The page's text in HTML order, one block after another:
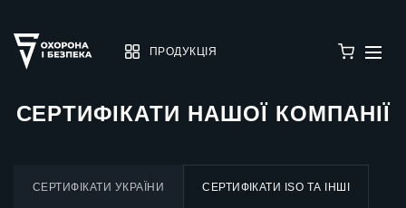
ПРОДУКЦІЯ
СЕРТИФІКАТИ НАШОЇ КОМПАНІЇ
CЕРТИФІКАТИ УКРАЇНИ CЕРТИФІКАТИ ISO ТА ІНШІ